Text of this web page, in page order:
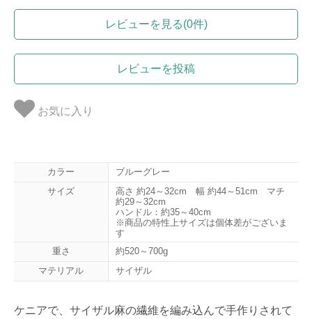
レビューを見る(0件)
レビューを投稿
お気に入り
カラー
ブルーグレー
サイズ
高さ 約24～32cm 幅 約44～51cm マチ
約29～32cm
ハンドル：約35～40cm
※商品の特性上サイズは個体差がございま
す
重さ
約520～700g
マテリアル
サイザル
ケニアで、サイザル麻の繊維を編み込んで手作りされて